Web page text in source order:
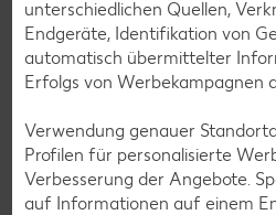
unterschiedlichen Quellen,
Endgeräte, Identifikation von
automatisch übermittelter
Erfolgs von Werbekampagnen
Verwendung genauer
Profilen für personalisierte
Verbesserung der Angebote.
auf Informationen auf einem